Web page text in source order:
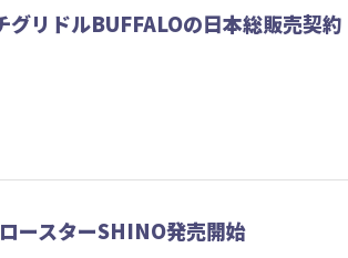
リドルBUFFALOの日本総販売契約
ースターSHINO発売開始